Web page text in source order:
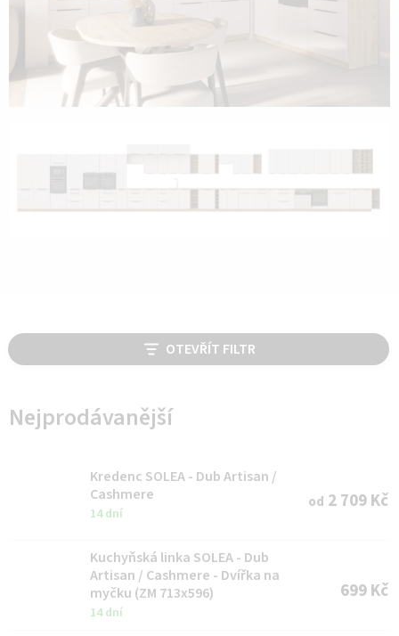
Nejprodávanější
Kredenc SOLEA - Dub Artisan /
Cashmere
14 dní
od 2 709 Kč
Kuchyňská linka SOLEA - Dub
Artisan / Cashmere - Dvířka na
myčku (ZM 713x596)
14 dní
699 Kč
OTEVŘÍT FILTR
V
ý
i